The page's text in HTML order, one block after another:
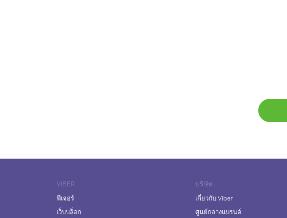
VIBER
ฟีเจอร์
เว็บบล็อก
บริษัท
เกี่ยวกับ Viber
ศูนย์กลางแบรนด์